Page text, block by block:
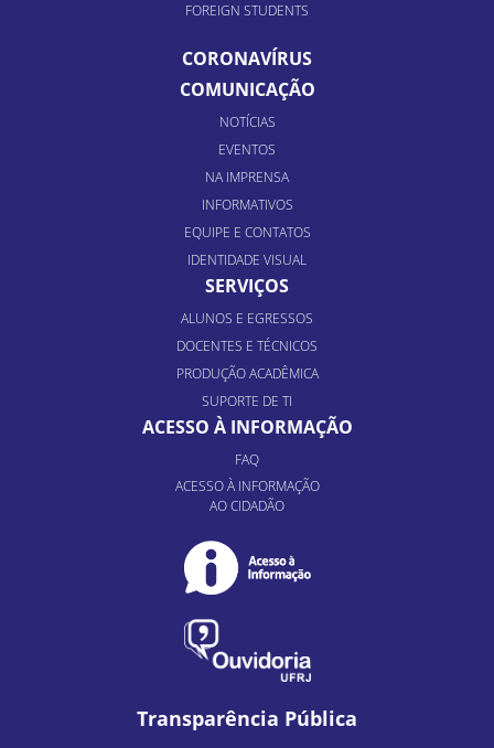
FOREIGN STUDENTS
CORONAVÍRUS
COMUNICAÇÃO
NOTÍCIAS
EVENTOS
NA IMPRENSA
INFORMATIVOS
EQUIPE E CONTATOS
IDENTIDADE VISUAL
SERVIÇOS
ALUNOS E EGRESSOS
DOCENTES E TÉCNICOS
PRODUÇÃO ACADÊMICA
SUPORTE DE TI
ACESSO À INFORMAÇÃO
FAQ
ACESSO À INFORMAÇÃO
AO CIDADÃO
Transparência Pública